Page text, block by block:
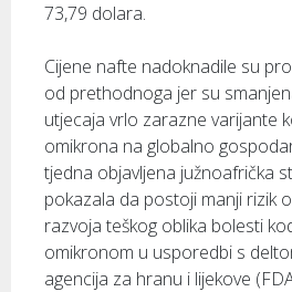
73,79 dolara.
Cijene nafte nadoknadile su
od prethodnoga jer su
utjecaja vrlo zarazne varijante
omikrona na globalno
tjedna objavljena južnoafrička
pokazala da postoji manji rizik
razvoja teškog oblika bolesti
omikronom u usporedbi s
agencija za hranu i lijekove